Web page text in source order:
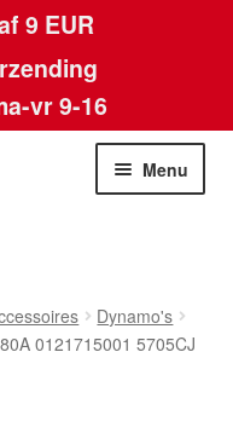
9 EUR
vr 9-16
Menu
Dynamo's
0121715001 5705CJ